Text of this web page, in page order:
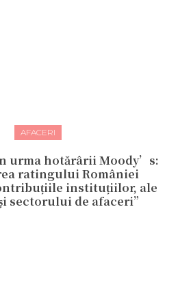
AFACERI
urma hotărârii Moody’s:
ratingului României
instituțiilor, ale
sectorului de afaceri”